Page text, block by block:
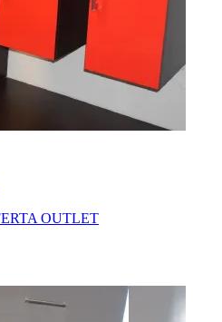
OUTLET